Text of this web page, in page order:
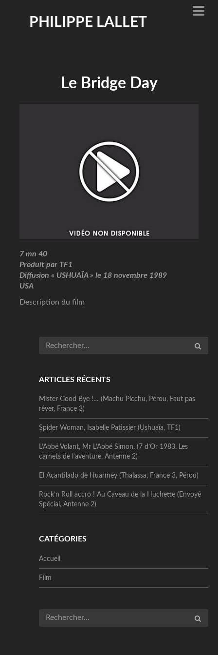
PHILIPPE LALLET
Le Bridge Day
7 mn 40
Produit par TF1
Diffusion « USHUAÏA » le 18 novembre 1989
USA
Description du film
ARTICLES RÉCENTS
Mister Good Bye !… (Machu Picchu, Pérou, Faut pas
rêver, France 3)
Spider Woman, Isabelle Patissier (Ushuaïa, TF1)
L’Abbé Volant, Mr L’Abbé Simon. (7 d’Or 1983. Les
carnets de l’aventure, Antenne 2)
El Acantilado de Huarmey (Thalassa, France 3, Pérou)
Rock’n Roll accro ! Au Caveau de la Huchette (Envoyé
Spécial, Antenne 2)
CATÉGORIES
Accueil
Film